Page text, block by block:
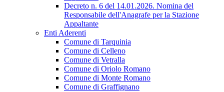
Decreto n. 6 del 14.01.2026. Nomina del
Responsabile dell'Anagrafe per la Stazione
Appaltante
Enti Aderenti
Comune di Tarquinia
Comune di Celleno
Comune di Vetralla
Comune di Oriolo Romano
Comune di Monte Romano
Comune di Graffignano